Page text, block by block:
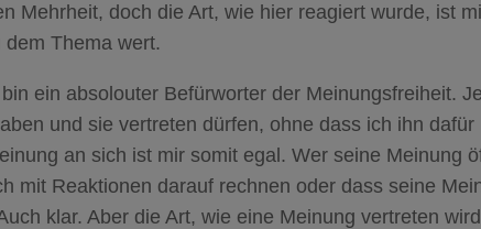
Mehrheit, doch die Art, wie hier reagiert wurde, ist
Thema wert.
ein absolouter Befürworter der Meinungsfreiheit.
und sie vertreten dürfen, ohne dass ich ihn dafür
an sich ist mir somit egal. Wer seine Meinung
mit Reaktionen darauf rechnen oder dass seine
klar. Aber die Art, wie eine Meinung vertreten